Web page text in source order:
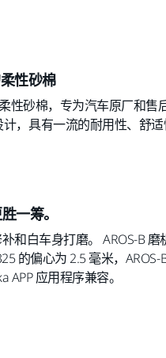
性砂棉
性砂棉，专为汽车原厂和
，具有一流的耐用性、舒适
一筹。
和白车身打磨。 AROS-B
的偏心为 2.5 毫米，
应用程序兼容。